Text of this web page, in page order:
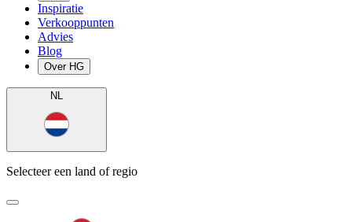
Inspiratie
Verkooppunten
Advies
Blog
Over HG
NL
Selecteer een land of regio